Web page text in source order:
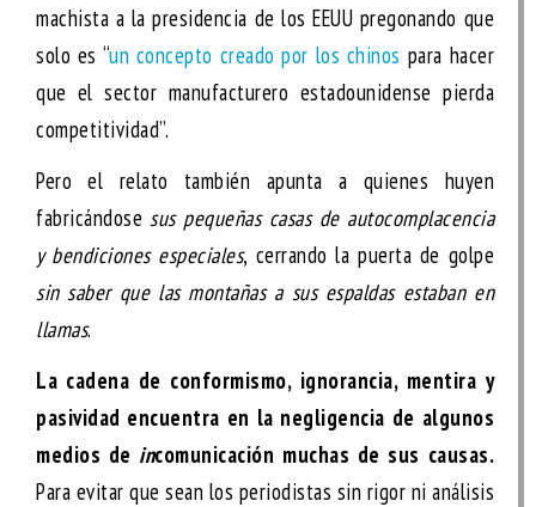
machista a la presidencia de los EEUU pregonando que
solo es “un concepto creado por los chinos para hacer
que el sector manufacturero estadounidense pierda
competitividad”.
Pero el relato también apunta a quienes huyen
fabricándosesus pequeñas casas de autocomplacencia
y bendiciones especiales, cerrando la puerta de golpe
sin saber que las montañas a sus espaldas estaban en
llamas.
La cadena de conformismo, ignorancia, mentira y
pasividad encuentra en la negligencia de algunos
medios de incomunicación muchas de sus causas.
Para evitar que sean los periodistas sin rigor ni análisis